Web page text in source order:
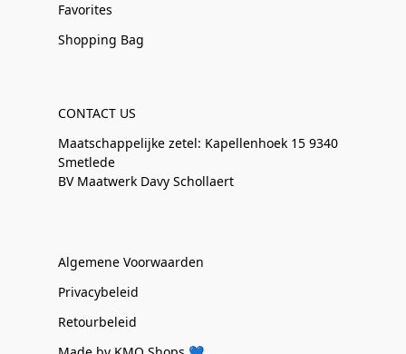
Favorites
Shopping Bag
CONTACT US
Maatschappelijke zetel: Kapellenhoek 15 9340
Smetlede
BV Maatwerk Davy Schollaert
Algemene Voorwaarden
Privacybeleid
Retourbeleid